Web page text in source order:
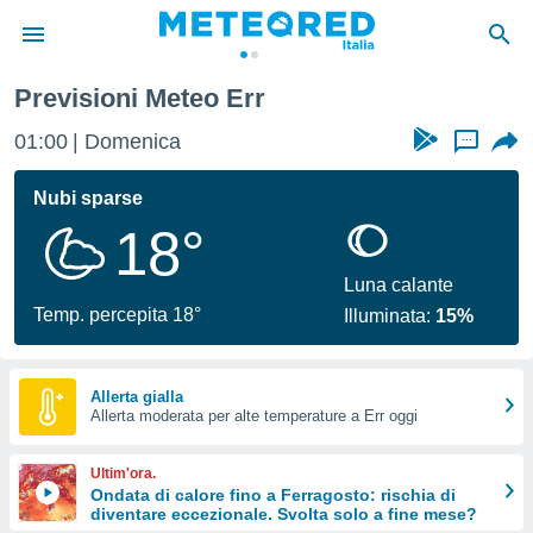
di
per
le
di
Web
le
Previsioni Meteo Err
01:00 Domenica ...
Nubi sparse
18°
Temp. percepita 18°
Luna calante
Illuminata: 15%
Allerta gialla
Allerta moderata per alte temperature a Err oggi
Ultim'ora.
Ondata di calore fino a Ferragosto: rischia di
diventare eccezionale. Svolta solo a fine mese?